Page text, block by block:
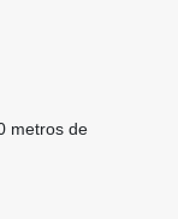
metros de